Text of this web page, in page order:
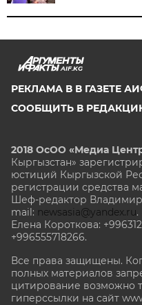
AIF.KG
РЕКЛАМА В В ГАЗЕТЕ
СООБЩИТЬ В
2018 ОсОО «Медиа
Кыргызстан»
юстиций Кыргызской
регистрации средства
Шеф-редактор Владимир
mail: newsasia@yandex.ru.
Елена Короткова:
+996555718266.
Все права защищены.
полных материалов
цитирование возможно
гиперссылки на сайт